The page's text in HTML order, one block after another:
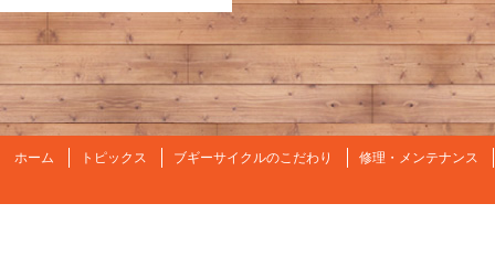
ホーム トピックス ブギーサイクルのこだわり 修理・メンテナンス